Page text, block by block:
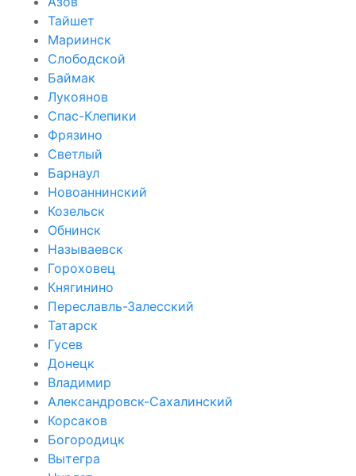
Тайшет
Мариинск
Слободской
Баймак
Лукоянов
Спас-Клепики
Фрязино
Светлый
Барнаул
Новоаннинский
Козельск
Обнинск
Называевск
Гороховец
Княгинино
Переславль-Залесский
Татарск
Гусев
Донецк
Владимир
Александровск-Сахалинский
Корсаков
Богородицк
Вытегра